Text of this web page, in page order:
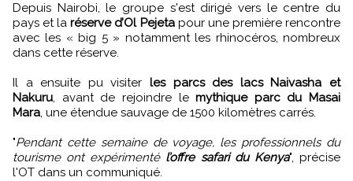
Depuis Nairobi, le groupe s'est dirigé vers le centre du
pays et laréserve d’Ol Pejetapour une première rencontre
avec les « big 5 » notamment les rhinocéros, nombreux
dans cette réserve.
Il a ensuite pu visiter les parcs des lacs Naivasha et
Nakuru, avant de rejoindre lemythique parc du Masai
Mara, une étendue sauvage de 1500 kilomètres carrés.
"Pendant cette semaine de voyage, les professionnels du
tourisme ont expérimenté l’offre safari du Kenya", précise
l'OT dans un communiqué.